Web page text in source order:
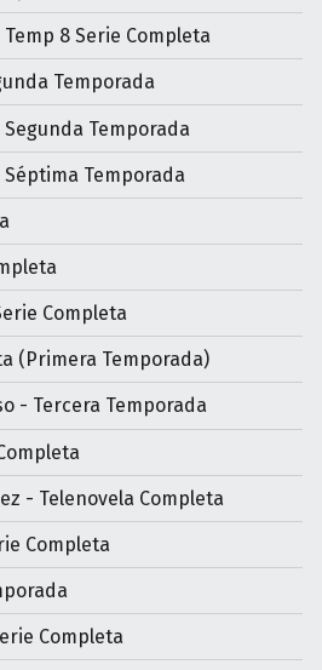
8 Serie Completa
Temporada
Temporada
Temporada
Completa
(Primera Temporada)
- Tercera Temporada
- Telenovela Completa
Completa
Completa